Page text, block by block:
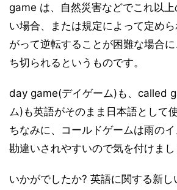
game は、自然災害などでこれ以
い場合、または規定によって定め
がって逆転することが困難な場合
ち切られるというものです。
day game(デイゲーム)も、called
ム)も英語がそのまま日本語として
ちなみに、コールドゲームは雨の
勘違いされやすいので気を付けまし
いかがでしたか? 英語に関する新し